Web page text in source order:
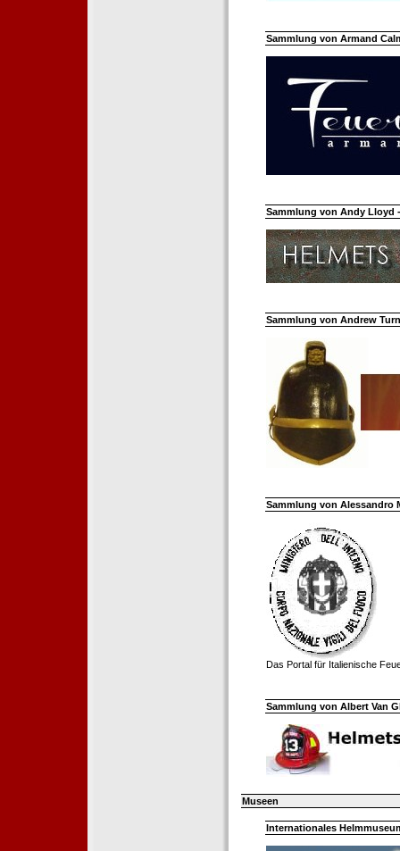
Sammlung von Armand
Sammlung von Andy Lloyd
Sammlung von Andrew
Sammlung von Alessandro
Das Portal für Italienische
Sammlung von Albert Van
Museen
Internationales